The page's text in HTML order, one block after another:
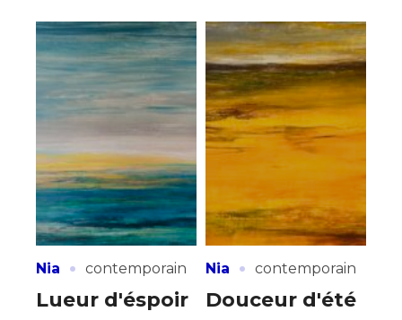
Nia · contemporain
Lueur d'éspoir
Nia · contemporain
Douceur d'été